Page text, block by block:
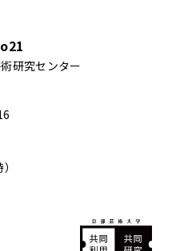
研究センター